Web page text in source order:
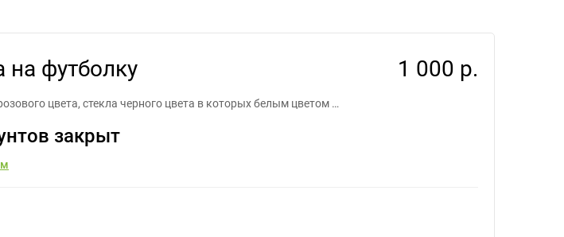
футболку 1 000 р.
цвета, стекла черного цвета в которых белым цветом …
закрыт